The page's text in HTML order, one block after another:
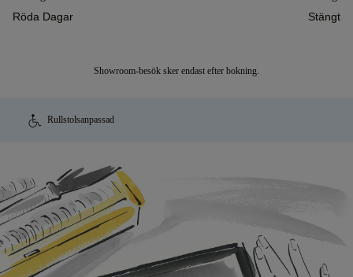
Röda Dagar Stängt
Showroom-besök sker endast efter bokning.
Rullstolsanpassad